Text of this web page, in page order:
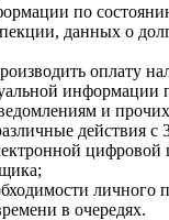
по
данных о
оплату
информации
и
действия
в очередях.